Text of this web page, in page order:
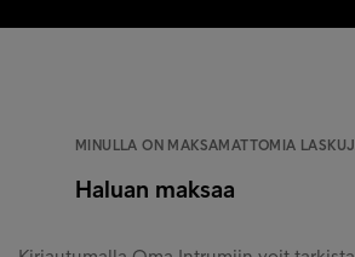
MINULLA ON MAKSAMATTOMIA
Haluan maksaa